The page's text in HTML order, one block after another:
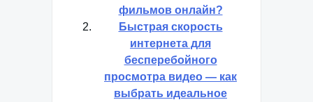
фильмов онлайн?
Быстрая скорость
интернета для
бесперебойного
просмотра видео — как
выбрать идеальное